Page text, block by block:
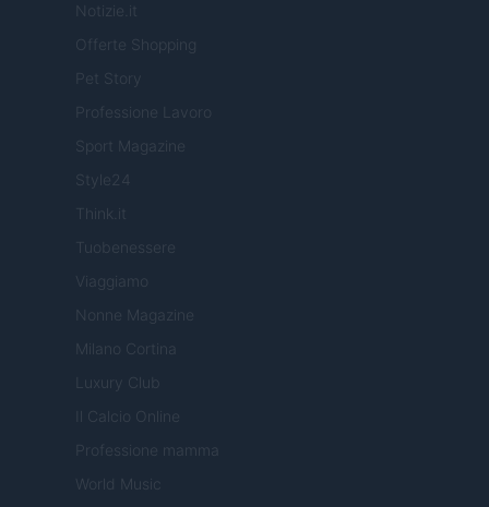
Notizie.it
Offerte Shopping
Pet Story
Professione Lavoro
Sport Magazine
Style24
Think.it
Tuobenessere
Viaggiamo
Nonne Magazine
Milano Cortina
Luxury Club
Il Calcio Online
Professione mamma
World Music